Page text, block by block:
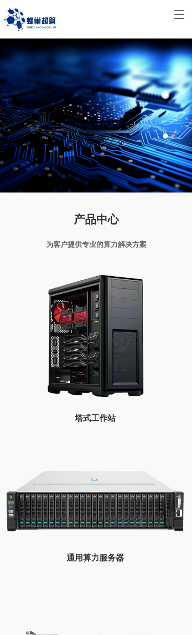
T
g
l
e
a
v
i
g
a
t
i
o
n
西安蜂巢超算科技有
定制化高性能计算产品
了解更多 >
产品中心
为客户提供专业的算力解决方案
塔式工作站
通用算力服务器